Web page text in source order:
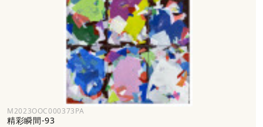
M2023OOC000373PA
精彩瞬間-93